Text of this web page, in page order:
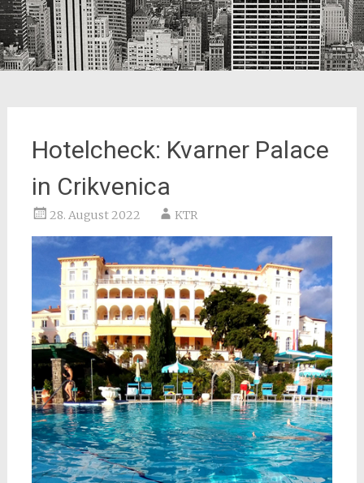
Hotelcheck: Kvarner Palace
in Crikvenica
28. August 2022 KTR